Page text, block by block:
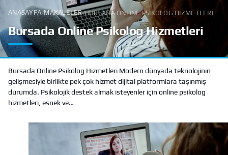
ANASAYFA/MAKALELER/BURSADA ONLINE PSIKOLOG HIZMETLERI
Bursada Online Psikolog Hizmetleri
Bursada Online Psikolog Hizmetleri Modern dünyada teknolojinin
gelişmesiyle birlikte pek çok hizmet dijital platformlara taşınmış
durumda. Psikolojik destek almak isteyenler için online psikolog
hizmetleri, esnek ve…